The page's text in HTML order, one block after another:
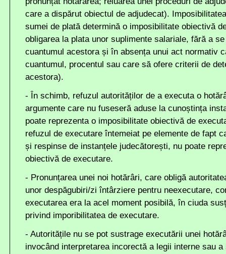
care a dispărut obiectul de adjudecat).
sumei de plată determină o imposibilitate obiectivă
obligarea la plata unor suplimente salariale, fără a
cuantumul acestora și în absența unui act normativ
cuantumul, procentul sau care să ofere criterii de
acestora).
- În schimb, refuzul autorităților de a executa o
argumente care nu fuseseră aduse la cunoștința
poate reprezenta o imposibilitate obiectivă de
refuzul de executare întemeiat pe elemente de fapt
și respinse de instanțele judecătorești, nu poate
obiectivă de executare.
- Pronunțarea unei noi hotărâri, care obligă
unor despăgubiri/zi întârziere pentru neexecutare,
executarea era la acel moment posibilă, în ciuda
privind imporibilitatea de executare.
- Autoritățile nu se pot sustrage executării unei
invocând interpretarea incorectă a legii interne sau